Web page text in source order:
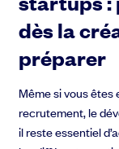
dès la
préparer
Même si vous
recrutement, le
il reste essentiel